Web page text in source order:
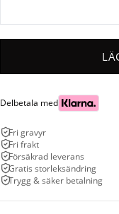
Delbetala med
Fri gravyr
Fri frakt
Försäkrad leverans
Gratis storleksändring
Trygg & säker betalning